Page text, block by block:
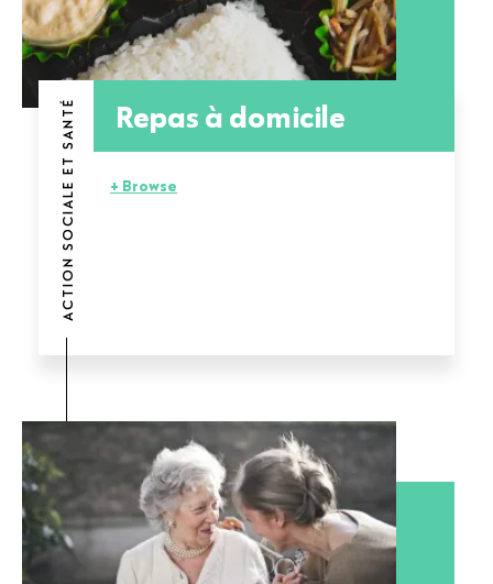
ACTION SOCIALE ET SANTÉ Repas à domicile
+ Browse